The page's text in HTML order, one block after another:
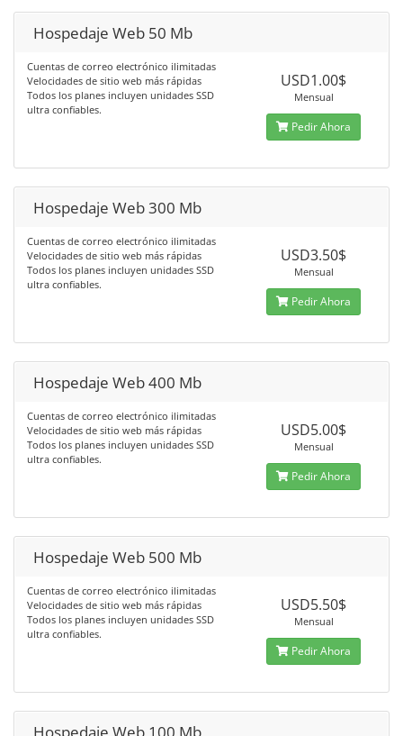
Hospedaje Web 50 Mb
Cuentas de correo electrónico ilimitadas
Velocidades de sitio web más rápidas
Todos los planes incluyen unidades SSD
ultra confiables.
USD1.00$
Mensual
Pedir Ahora
Hospedaje Web 300 Mb
Cuentas de correo electrónico ilimitadas
Velocidades de sitio web más rápidas
Todos los planes incluyen unidades SSD
ultra confiables.
USD3.50$
Mensual
Pedir Ahora
Hospedaje Web 400 Mb
Cuentas de correo electrónico ilimitadas
Velocidades de sitio web más rápidas
Todos los planes incluyen unidades SSD
ultra confiables.
USD5.00$
Mensual
Pedir Ahora
Hospedaje Web 500 Mb
Cuentas de correo electrónico ilimitadas
Velocidades de sitio web más rápidas
Todos los planes incluyen unidades SSD
ultra confiables.
USD5.50$
Mensual
Pedir Ahora